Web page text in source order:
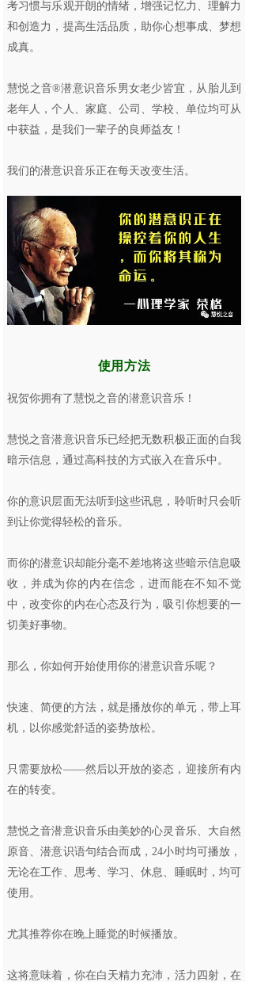
考习惯与乐观开朗的情绪，增强记忆力、理解力
和创造力，提高生活品质，助你心想事成、梦想
成真。
慧悦之音®潜意识音乐男女老少皆宜，从胎儿到
老年人，个人、家庭、公司、学校、单位均可从
中获益，是我们一辈子的良师益友！
我们的潜意识音乐正在每天改变生活。
使用方法
祝贺你拥有了慧悦之音的潜意识音乐！
慧悦之音潜意识音乐已经把无数积极正面的自我
暗示信息，通过高科技的方式嵌入在音乐中。
你的意识层面无法听到这些讯息，聆听时只会听
到让你觉得轻松的音乐。
而你的潜意识却能分毫不差地将这些暗示信息吸
收，并成为你的内在信念，进而能在不知不觉
中，改变你的内在心态及行为，吸引你想要的一
切美好事物。
那么，你如何开始使用你的潜意识音乐呢？
快速、简便的方法，就是播放你的单元，带上耳
机，以你感觉舒适的姿势放松。
只需要放松——然后以开放的姿态，迎接所有内
在的转变。
慧悦之音潜意识音乐由美妙的心灵音乐、大自然
原音、潜意识语句结合而成，24小时均可播放，
无论在工作、思考、学习、休息、睡眠时，均可
使用。
尤其推荐你在晚上睡觉的时候播放。
这将意味着，你在白天精力充沛，活力四射，在